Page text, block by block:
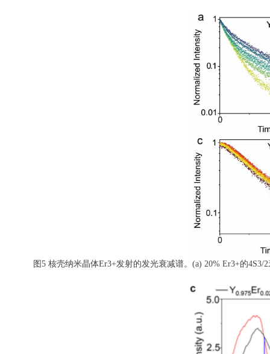
图5 核壳纳米晶体Er3+发射的发光衰减谱。(a) 20% Er3+的4S3/2